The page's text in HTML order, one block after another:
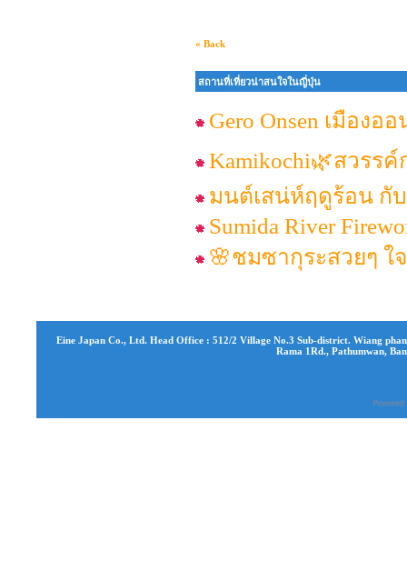
« Back
สถานที่เที่ยวน่าสนใจในญี่ปุ่น
Gero Onsen เมือง
Kamikochi🌿สวรร
มนต์เสน่ห์ฤดูร้อน กับ
Sumida River
🌸ชมซากุระสวยๆ ใ
Eine Japan Co., Ltd. Head Office : 512/2 Village No.3 Sub-district. Wiang
Rama 1Rd., Pathumwan,